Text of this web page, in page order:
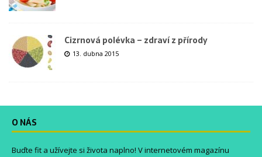
Cizrnová polévka – zdraví z přírody
13. dubna 2015
O NÁS
Buďte fit a užívejte si života naplno! V internetovém magazínu